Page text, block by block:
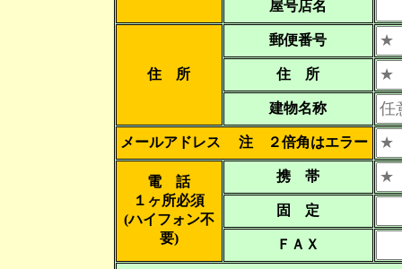
屋号店名
住 所
郵便番号
住 所
建物名称
メールアドレス 注 ２倍角はエラー
電 話
１ヶ所必須
(ハイフォン不
要)
携 帯
固 定
ＦＡＸ